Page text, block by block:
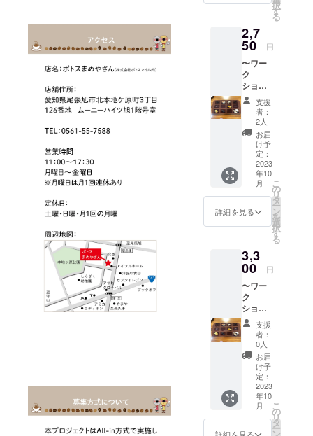
せ。
で、あ
めご了
承くだ
さいま
せ。 ＜
受取期
限：
2023年
12月22
日(金)＞
封後1ヶ
（到着
後はな
るべく
早めに
消費い
ただき
ますよ
うおす
すめし
ま
す。）
※実際に
お届け
するリ
ターン
とパッ
ケージ
等のデ
ザイン
る場合
があり
ますの
で、あ
らかじ
めご了
承くだ
さいま
せ。
12月22
※お渡し
は10月
中旬以
降にな
りま
す。 ※
返品は
できま
せん。
はご遠
︎◇発送
はプロ
ジェク
ト終了
後、順
次発送
準備に
取りか
かりま
す。 ※
お渡し
は10月
中旬以
降にな
りま
返品は
できま
にて確
認させ
ていた
だきま
す。 ＜
受取期
限：
2023年
12月22
日(金)＞
※お渡し
は10月
中旬以
降にな
りま
お客様
都合に
金はで
きませ
ん。
mm、
持ち手/
20×560
mm 容
量：約
10L 素
材：
コット
ン、約
12oz ※
郵便受
けに配
達され
ます。
ター
パック
予定）
＜発送
期限：
2023年
12月22
日(金)＞
※返品は
できま
せん。
※お渡し
は10月
中旬以
降にな
りま
す。
陶器の
焙煎器
「エコ
セロ1
個」と
「浅煎
り〜深
煎りま
で対応
できる
生豆
200g」
になり
ます。
※生豆種
類：名
称
「JOKE
R（ジョ
カー）
」コロ
ア ナ
リー
ニョ
ラウニ
オン
22-23
NEW
CROP
浅煎り
から深
煎りま
で対応
会で
「エコ
セロ」
という
焙煎器
を使っ
て、ご
自身で
焙煎を
してい
ただき
ます。
焙煎後
は、ハ
ンドド
リップ
でコー
ヒーを
お楽し
みいた
だきま
す。 ※
通常
3300円
◇開催
場所：
ポトス
まめや
さん
（株式
会社ポ
トスマ
イル事
務所
択
す
る
2,7
50 円
〜ワー
ク
ショッ
プ〜
【板
ちょこ
作り体
験 お
一人
様 参
加券】
◇約1時
間ほど
の体験
会で
す。
セロ」
という
焙煎器
を使っ
て、カ
カオ豆
を煎る
ところ
から体
験して
いただ
きま
す。 凝
縮版の
作成方
法のた
め、溶
支援
者：
2人
お届
け予
定：
2023
年10
月
詳細を見る
こ
の
リ
タ
ー
ン
を
選
択
す
る
3,3
00 円
〜ワー
ク
ショッ
プ〜
【板
ちょこ
作り体
験 親
子参加
（親1
人・子1
人）
参加
券】 ◇
支援
者：
0人
お届
け予
定：
2023
年10
月
詳細を見る
こ
の
リ
タ
ー